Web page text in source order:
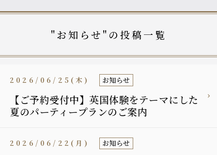
"お知らせ"の投稿一覧
【ご予約受付中】英国体験をテーマにした
夏のパーティープランのご案内
2026/06/25(木) お知らせ
2026/06/22(月) お知らせ